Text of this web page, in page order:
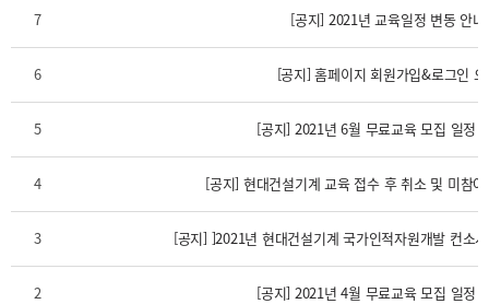
7 [공지] 2021년 교육일정 변동 안내
6 [공지] 홈페이지 회원가입&로그인
5 [공지] 2021년 6월 무료교육 모집 일정
4 [공지] 현대건설기계 교육 접수 후 취소 및 미참
3 [공지] ]2021년 현대건설기계 국가인적자원개발 컨소
2 [공지] 2021년 4월 무료교육 모집 일정